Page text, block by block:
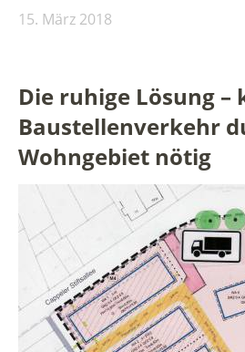
15. März 2018
Die ruhige Lösung –
Baustellenverkehr
Wohngebiet nötig